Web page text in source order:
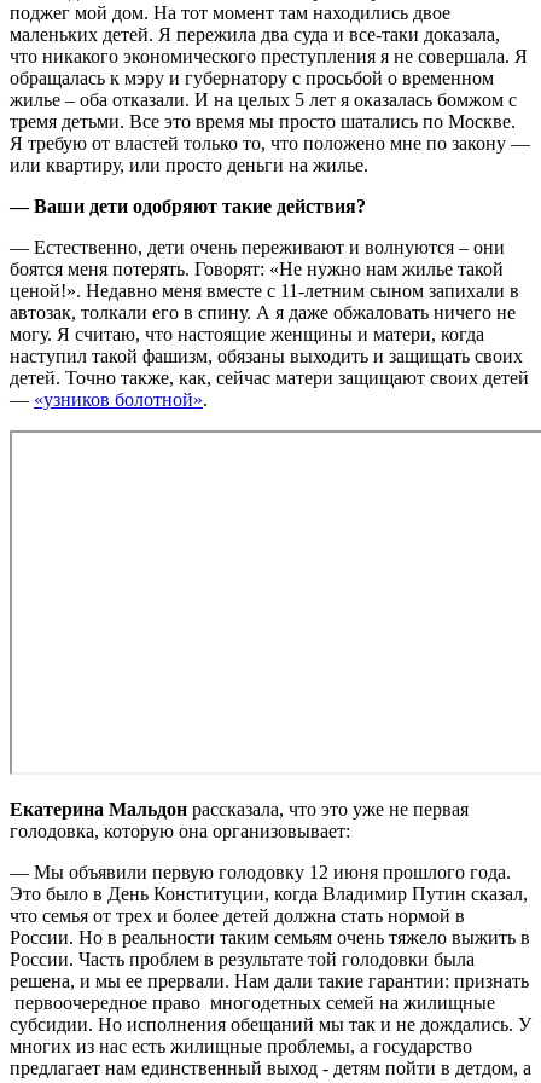
поджег мой дом. На тот момент там находились двое
маленьких детей. Я пережила два суда и все-таки доказала,
что никакого экономического преступления я не совершала. Я
обращалась к мэру и губернатору с просьбой о временном
жилье – оба отказали. И на целых 5 лет я оказалась бомжом с
тремя детьми. Все это время мы просто шатались по Москве.
Я требую от властей только то, что положено мне по закону —
или квартиру, или просто деньги на жилье.
— Ваши дети одобряют такие действия?
— Естественно, дети очень переживают и волнуются – они
боятся меня потерять. Говорят: «Не нужно нам жилье такой
ценой!». Недавно меня вместе с 11-летним сыном запихали в
автозак, толкали его в спину. А я даже обжаловать ничего не
могу. Я считаю, что настоящие женщины и матери, когда
наступил такой фашизм, обязаны выходить и защищать своих
детей. Точно также, как, сейчас матери защищают своих детей
— «узников болотной».
Екатерина Мальдон рассказала, что это уже не первая
голодовка, которую она организовывает:
— Мы объявили первую голодовку 12 июня прошлого года.
Это было в День Конституции, когда Владимир Путин сказал,
что семья от трех и более детей должна стать нормой в
России. Но в реальности таким семьям очень тяжело выжить в
России. Часть проблем в результате той голодовки была
решена, и мы ее прервали. Нам дали такие гарантии: признать
первоочередное право многодетных семей на жилищные
субсидии. Но исполнения обещаний мы так и не дождались. У
многих из нас есть жилищные проблемы, а государство
предлагает нам единственный выход - детям пойти в детдом, а